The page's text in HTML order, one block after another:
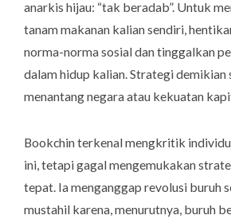
anarkis hijau: “tak beradab”. Untuk
tanam makanan kalian sendiri,
norma-norma sosial dan tinggalkan
dalam hidup kalian. Strategi demikian
menantang negara atau kekuatan
Bookchin terkenal mengkritik
ini, tetapi gagal mengemukakan
tepat. Ia menganggap revolusi buruh
mustahil karena, menurutnya, buruh